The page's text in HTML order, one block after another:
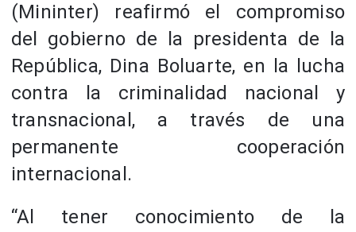
(Mininter) reafirmó el compromiso
del gobierno de la presidenta de la
República, Dina Boluarte, en la lucha
contra la criminalidad nacional y
transnacional, a través de una
permanente cooperación
internacional.
“Al tener conocimiento de la